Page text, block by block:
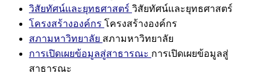
วิสัยทัศน์และยุทธศาสตร์ วิสัยทัศน์และยุทธศาสตร์
โครงสร้างองค์กร โครงสร้างองค์กร
สภามหาวิทยาลัย สภามหาวิทยาลัย
การเปิดเผยข้อมูลสู่สาธารณะ การเปิดเผยข้อมูลสู่
สาธารณะ